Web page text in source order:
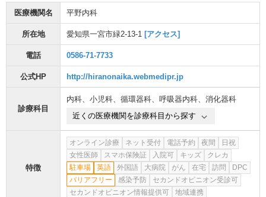
医療機関名 平野内科
所在地 愛知県一宮市緑2-13-1 [アクセス]
電話 0586-71-7733
公式HP http://hiranonaika.webmedipr.jp
診療科目
内科、 小児科、 循環器科、 呼吸器内科、 消化器科
近くの医療機関を診療科目から探す
特徴
オンライン診療 ネット受付 電話予約 夜間
日祝
女性医師
スマホ保険証 入院可 キッズ
クレカ
駐車場
英語 外国語 大病院 がん 在宅 訪問
DPC
バリアフリー
感染予防
セカンドオピニオン受診可
セカンドオピニオン情報提供可
地域連携